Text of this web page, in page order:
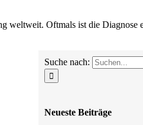
weltweit. Oftmals ist die
Suche nach:
Neueste Beiträge